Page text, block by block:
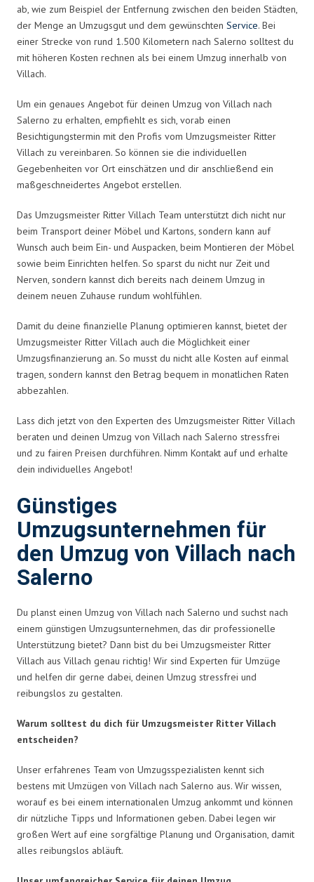
ab, wie zum Beispiel der Entfernung zwischen den beiden Städten,
der Menge an Umzugsgut und dem gewünschten Service. Bei
einer Strecke von rund 1.500 Kilometern nach Salerno solltest du
mit höheren Kosten rechnen als bei einem Umzug innerhalb von
Villach.
Um ein genaues Angebot für deinen Umzug von Villach nach
Salerno zu erhalten, empfiehlt es sich, vorab einen
Besichtigungstermin mit den Profis vom Umzugsmeister Ritter
Villach zu vereinbaren. So können sie die individuellen
Gegebenheiten vor Ort einschätzen und dir anschließend ein
maßgeschneidertes Angebot erstellen.
Das Umzugsmeister Ritter Villach Team unterstützt dich nicht nur
beim Transport deiner Möbel und Kartons, sondern kann auf
Wunsch auch beim Ein- und Auspacken, beim Montieren der Möbel
sowie beim Einrichten helfen. So sparst du nicht nur Zeit und
Nerven, sondern kannst dich bereits nach deinem Umzug in
deinem neuen Zuhause rundum wohlfühlen.
Damit du deine finanzielle Planung optimieren kannst, bietet der
Umzugsmeister Ritter Villach auch die Möglichkeit einer
Umzugsfinanzierung an. So musst du nicht alle Kosten auf einmal
tragen, sondern kannst den Betrag bequem in monatlichen Raten
abbezahlen.
Lass dich jetzt von den Experten des Umzugsmeister Ritter Villach
beraten und deinen Umzug von Villach nach Salerno stressfrei
und zu fairen Preisen durchführen. Nimm Kontakt auf und erhalte
dein individuelles Angebot!
Günstiges
Umzugsunternehmen für
den Umzug von Villach nach
Salerno
Du planst einen Umzug von Villach nach Salerno und suchst nach
einem günstigen Umzugsunternehmen, das dir professionelle
Unterstützung bietet? Dann bist du bei Umzugsmeister Ritter
Villach aus Villach genau richtig! Wir sind Experten für Umzüge
und helfen dir gerne dabei, deinen Umzug stressfrei und
reibungslos zu gestalten.
Warum solltest du dich für Umzugsmeister Ritter Villach
entscheiden?
Unser erfahrenes Team von Umzugsspezialisten kennt sich
bestens mit Umzügen von Villach nach Salerno aus. Wir wissen,
worauf es bei einem internationalen Umzug ankommt und können
dir nützliche Tipps und Informationen geben. Dabei legen wir
großen Wert auf eine sorgfältige Planung und Organisation, damit
alles reibungslos abläuft.